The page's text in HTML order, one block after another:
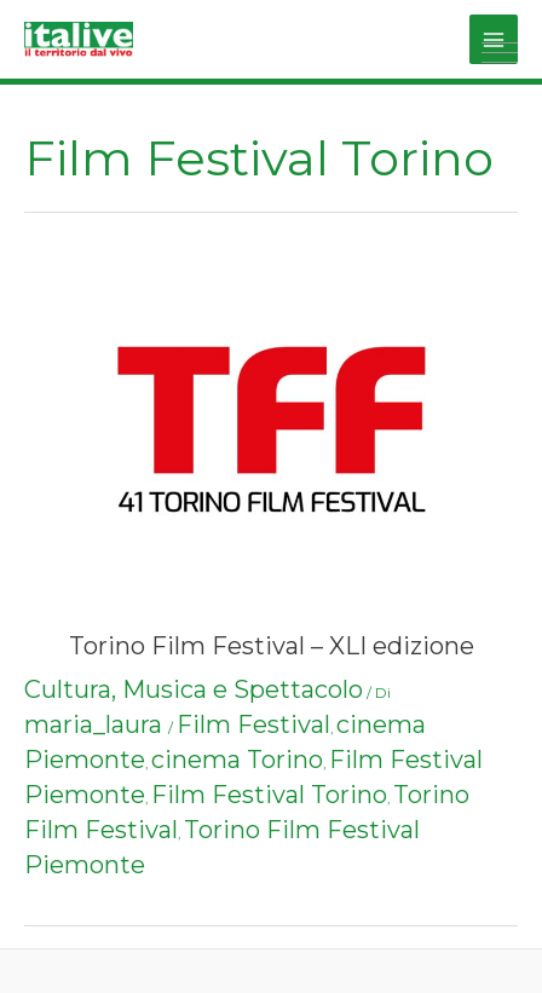
Main
Film Festival Torino
Torino Film Festival – XLI edizione
Cultura, Musica e Spettacolo / Di
maria_laura / Film Festival , cinema
Piemonte, cinema Torino, Film Festival
Piemonte, Film Festival Torino, Torino
Film Festival , Torino Film Festival
Piemonte